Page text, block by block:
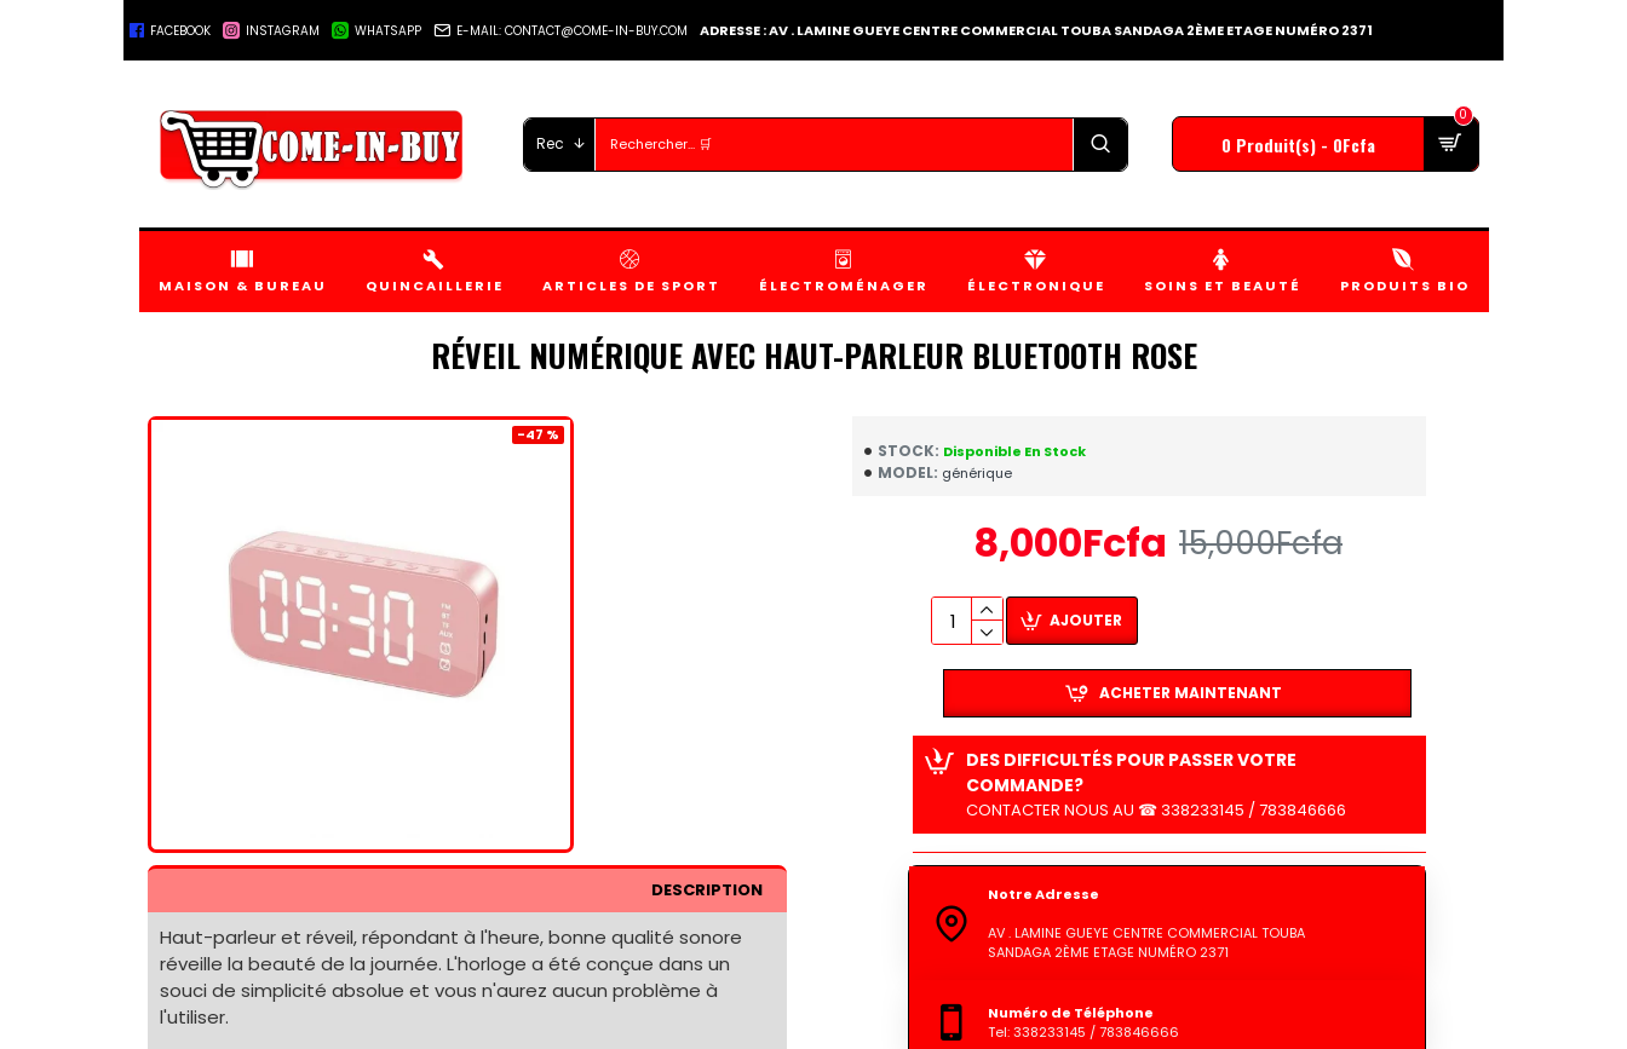
FACEBOOK INSTAGRAM WHATSAPP E-MAIL: CONTACT@COME-IN-BUY.COM ADRESSE : AV . LAMINE GUEYE CENTRE COMMERCIAL TOUBA SANDAGA 2ÈME ETAGE NUMÉRO 2371
Rec 0 Produit(s) - 0Fcfa
0
MAISON & BUREAU QUINCAILLERIE ARTICLES DE SPORT ÉLECTROMÉNAGER ÉLECTRONIQUE SOINS ET BEAUTÉ PRODUITS BIO
RÉVEIL NUMÉRIQUE AVEC HAUT-PARLEUR BLUETOOTH ROSE
-47 %
STOCK: Disponible En Stock
MODEL: générique
8,000Fcfa 15,000Fcfa
AJOUTER
ACHETER MAINTENANT
DES DIFFICULTÉS POUR PASSER VOTRE
COMMANDE?
CONTACTER NOUS AU ☎ 338233145 / 783846666
DESCRIPTION
Haut-parleur et réveil, répondant à l'heure, bonne qualité sonore
réveille la beauté de la journée. L'horloge a été conçue dans un
souci de simplicité absolue et vous n'aurez aucun problème à
l'utiliser.
Notre Adresse
AV . LAMINE GUEYE CENTRE COMMERCIAL TOUBA
SANDAGA 2ÈME ETAGE NUMÉRO 2371
Numéro de Téléphone
Tel: 338233145 / 783846666